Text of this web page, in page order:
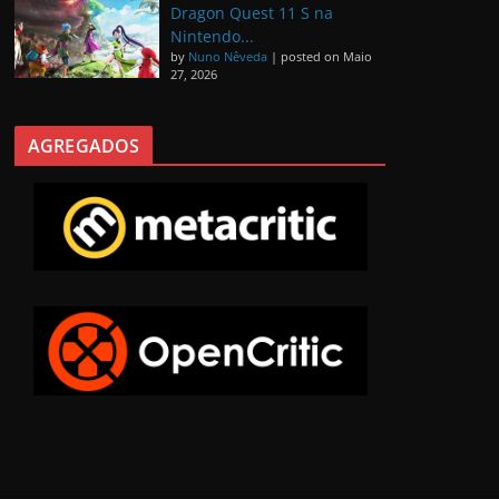
Dragon Quest 11 S na
Nintendo...
by Nuno Nêveda | posted on Maio
27, 2026
AGREGADOS